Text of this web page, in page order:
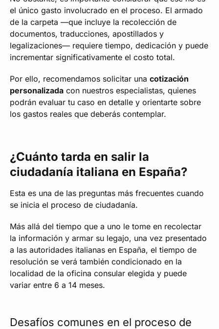
el único gasto involucrado en el proceso. El armado
de la carpeta —que incluye la recolección de
documentos, traducciones, apostillados y
legalizaciones— requiere tiempo, dedicación y puede
incrementar significativamente el costo total.
Por ello, recomendamos solicitar una cotización
personalizada con nuestros especialistas, quienes
podrán evaluar tu caso en detalle y orientarte sobre
los gastos reales que deberás contemplar.
¿Cuánto tarda en salir la
ciudadanía italiana en España?
Esta es una de las preguntas más frecuentes cuando
se inicia el proceso de ciudadanía.
Más allá del tiempo que a uno le tome en recolectar
la información y armar su legajo, una vez presentado
a las autoridades italianas en España, el tiempo de
resolución se verá también condicionado en la
localidad de la oficina consular elegida y puede
variar entre 6 a 14 meses.
Desafíos comunes en el proceso de